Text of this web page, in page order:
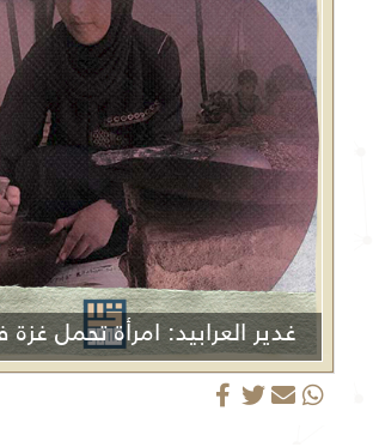
غدير العرابيد: امرأة تحمل